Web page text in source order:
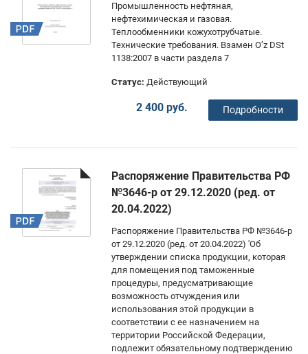
Промышленность нефтяная,
нефтехимическая и газовая.
Теплообменники кожухотрубчатые.
Технические требования. Взамен O’z DSt
1138:2007 в части раздела 7
Статус: Действующий
2 400 руб. Подробности
Распоряжение Правительства РФ
№3646-р от 29.12.2020 (ред. от
20.04.2022)
Распоряжение Правительства РФ №3646-р
от 29.12.2020 (ред. от 20.04.2022) 'Об
утверждении списка продукции, которая
для помещения под таможенные
процедуры, предусматривающие
возможность отчуждения или
использования этой продукции в
соответствии с ее назначением на
территории Российской Федерации,
подлежит обязательному подтверждению